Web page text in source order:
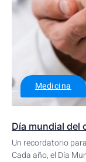
Medicina
Día mundial del
Un recordatorio
Cada año, el Día